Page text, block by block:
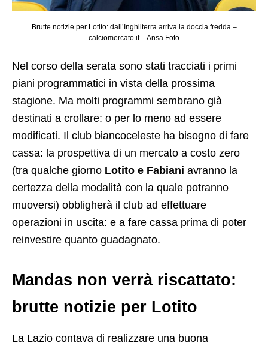
Brutte notizie per Lotito: dall’Inghilterra arriva la doccia fredda –
calciomercato.it – Ansa Foto
Nel corso della serata sono stati tracciati i primi
piani programmatici in vista della prossima
stagione. Ma molti programmi sembrano già
destinati a crollare: o per lo meno ad essere
modificati. Il club biancoceleste ha bisogno di fare
cassa: la prospettiva di un mercato a costo zero
(tra qualche giorno Lotito e Fabiani avranno la
certezza della modalità con la quale potranno
muoversi) obbligherà il club ad effettuare
operazioni in uscita: e a fare cassa prima di poter
reinvestire quanto guadagnato.
Mandas non verrà riscattato:
brutte notizie per Lotito
La Lazio contava di realizzare una buona